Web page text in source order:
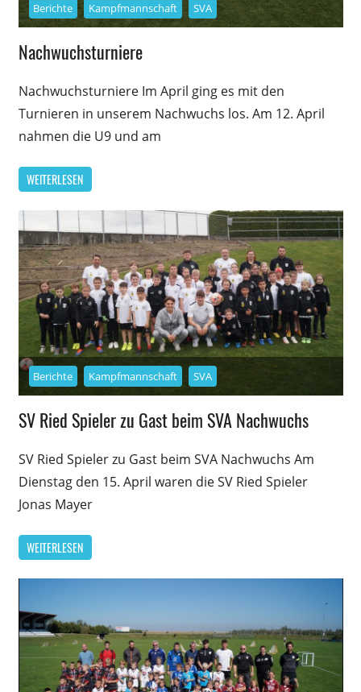
Berichte Kampfmannschaft SVA
Nachwuchsturniere
Nachwuchsturniere Im April ging es mit den
Turnieren in unserem Nachwuchs los. Am 12. April
nahmen die U9 und am
WEITERLESEN
Berichte Kampfmannschaft SVA
SV Ried Spieler zu Gast beim SVA Nachwuchs
SV Ried Spieler zu Gast beim SVA Nachwuchs Am
Dienstag den 15. April waren die SV Ried Spieler
Jonas Mayer
WEITERLESEN